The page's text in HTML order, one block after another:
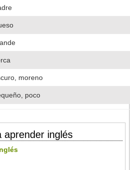
moreno
poco
aprender inglés